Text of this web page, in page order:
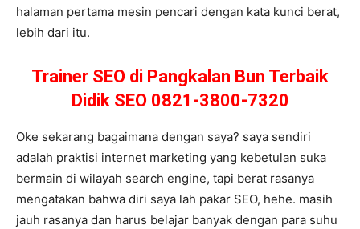
halaman pertama mesin pencari dengan kata kunci berat,
lebih dari itu.
Trainer SEO di Pangkalan Bun Terbaik
Didik SEO 0821-3800-7320
Oke sekarang bagaimana dengan saya? saya sendiri
adalah praktisi internet marketing yang kebetulan suka
bermain di wilayah search engine, tapi berat rasanya
mengatakan bahwa diri saya lah pakar SEO, hehe. masih
jauh rasanya dan harus belajar banyak dengan para suhu